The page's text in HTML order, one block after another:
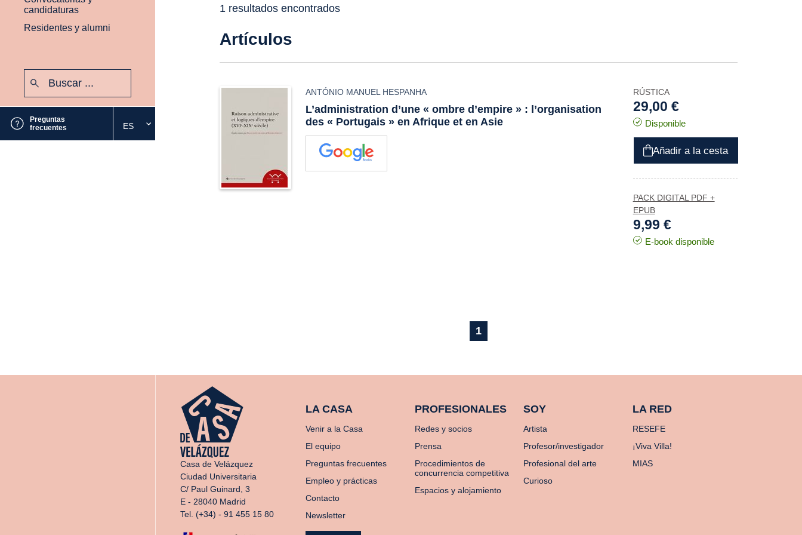
candidaturas
Residentes y alumni
Preguntas
frecuentes
Seleccione
el
ES
1 resultados encontrados
Artículos
ANTÓNIO MANUEL HESPANHA
L’administration d’une « ombre d’empire » : l’organisation
des « Portugais » en Afrique et en Asie
RÚSTICA
29,00 €
Disponible
Añadir a la cesta
PACK DIGITAL PDF +
EPUB
9,99 €
E-book disponible
1
Casa de Velázquez
Ciudad Universitaria
C/ Paul Guinard, 3
E - 28040 Madrid
Tel. (+34) - 91 455 15 80
LA CASA
Venir a la Casa
El equipo
Preguntas frecuentes
Empleo y prácticas
Contacto
Newsletter
PROFESIONALES
Redes y socios
Prensa
Procedimientos de
concurrencia competitiva
Espacios y alojamiento
SOY
Artista
Profesor/investigador
Profesional del arte
Curioso
LA RED
RESEFE
¡Viva Villa!
MIAS